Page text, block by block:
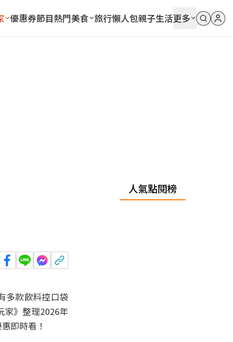
優惠券節目熱門美食 旅行懶人包親子生活更多
多款飲料控口袋
家》整理2026年
即時看！
人氣點閱榜